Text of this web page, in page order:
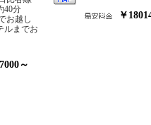
40分
お越し
ルまでお
～
￥